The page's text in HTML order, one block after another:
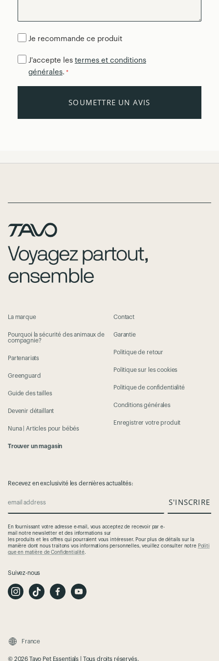
Je recommande ce produit
J'accepte les termes et conditions
générales. *
SOUMETTRE UN AVIS
La marque
Pourquoi la sécurité des animaux de
compagnie?
Partenariats
Greenguard
Guide des tailles
Devenir détaillant
Nuna | Articles pour bébés
Trouver un magasin
Contact
Garantie
Politique de retour
Politique sur les cookies
Politique de confidentialité
Conditions générales
Enregistrer votre produit
Recevez en exclusivité les dernières actualités:
email address S'INSCRIRE
En fournissant votre adressee-mail, vous acceptezde recevoirpar e-
mailnotrenewsletter et des informationssur
lesproduits et lesoffres quipourraient vous intéresser. Pour plus dedétails sur la
manière dont noustraitons vos informations personnelles,veuillez consulter notre Politi
que en matière de Confidentialité.
Suivez-nous
n
i
a
o
France
© 2026 Tavo Pet Essentials | Tous droits réservés.